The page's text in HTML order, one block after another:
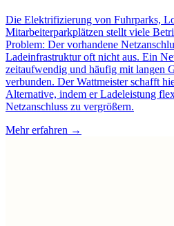
Die Elektrifizierung von Fuhrparks,
Mitarbeiterparkplätzen stellt viele
Problem: Der vorhandene
Ladeinfrastruktur oft nicht aus. Ein
zeitaufwendig und häufig mit langen
verbunden. Der Wattmeister schafft
Alternative, indem er Ladeleistung
Netzanschluss zu vergrößern.
Mehr erfahren →